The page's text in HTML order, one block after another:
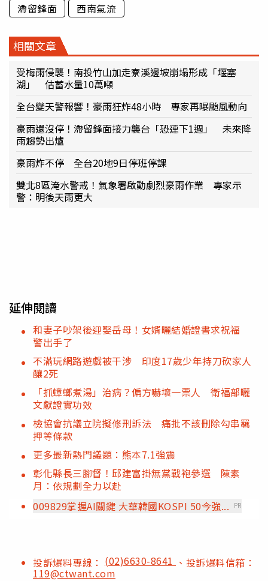
滯留鋒面
西南氣流
相關文章
受梅雨侵襲！南投竹山加走寮溪邊坡崩塌形成「堰塞
湖」 估蓄水量10萬噸
全台變天警報響！豪雨狂炸48小時 專家再曝颱風動向
豪雨還沒停！滯留鋒面接力襲台「恐連下1週」 未來降
雨趨勢出爐
豪雨炸不停 全台20地9日停班停課
雙北8區淹水警戒！氣象署啟動劇烈豪雨作業 專家示
警：明後天雨更大
延伸閱讀
和妻子吵架後迎娶岳母！女婿曬結婚證書求祝福
警出手了
不滿玩網路遊戲被干涉 印度17歲少年持刀砍家人
釀2死
「抓蟑螂煮湯」治病？偏方嚇壞一票人 衛福部曬
文獻證實功效
檢協會抗議立院擬修刑訴法 痛批不該刪除勾串羈
押等條款
更多最新熱門議題：熊本7.1強震
彰化縣長三腳督！邱建富掛無黨戰袍參選 陳素
月：依規劃全力以赴
009829掌握AI關鍵 大華韓國KOSPI 50今強...
PR
投訴爆料專線： (02)6630-8641 、投訴爆料信箱：
119@ctwant.com